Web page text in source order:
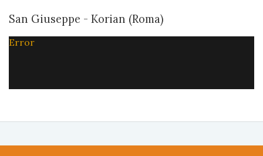
San Giuseppe - Korian (Roma)
Error